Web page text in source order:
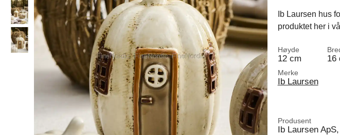
Ib Laursen hus
produktet her i
Høyde
12 cm 16
Merke
Ib Laursen
Produsent
Ib Laursen